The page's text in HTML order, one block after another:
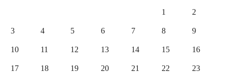
1 2
3 4 5 6 7 8 9
10 11 12 13 14 15 16
17 18 19 20 21 22 23